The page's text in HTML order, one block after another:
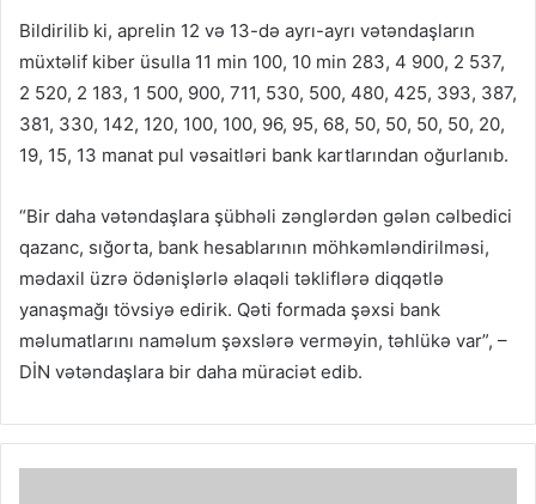
Bildirilib ki, aprelin 12 və 13-də ayrı-ayrı vətəndaşların
müxtəlif kiber üsulla 11 min 100, 10 min 283, 4 900, 2 537,
2 520, 2 183, 1 500, 900, 711, 530, 500, 480, 425, 393, 387,
381, 330, 142, 120, 100, 100, 96, 95, 68, 50, 50, 50, 50, 20,
19, 15, 13 manat pul vəsaitləri bank kartlarından oğurlanıb.
“Bir daha vətəndaşlara şübhəli zənglərdən gələn cəlbedici
qazanc, sığorta, bank hesablarının möhkəmləndirilməsi,
mədaxil üzrə ödənişlərlə əlaqəli təkliflərə diqqətlə
yanaşmağı tövsiyə edirik. Qəti formada şəxsi bank
məlumatlarını naməlum şəxslərə verməyin, təhlükə var”, –
DİN vətəndaşlara bir daha müraciət edib.